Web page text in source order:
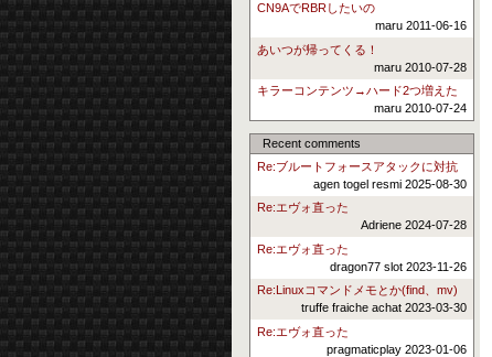
CN9AでRBRしたいの
maru 2011-06-16
あいつが帰ってくる！
maru 2010-07-28
キラーコンテンツ→ハード2つ増えた
maru 2010-07-24
Recent comments
Re:ブルートフォースアタックに対抗
agen togel resmi 2025-08-30
Re:エヴォ直った
Adriene 2024-07-28
Re:エヴォ直った
dragon77 slot 2023-11-26
Re:Linuxコマンドメモとか(find、mv)
truffe fraiche achat 2023-03-30
Re:エヴォ直った
pragmaticplay 2023-01-06